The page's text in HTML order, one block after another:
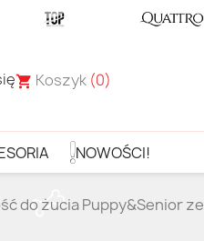
shopping_cart Koszyk (0)
NOWOŚCI!
do żucia Puppy&Senior ze